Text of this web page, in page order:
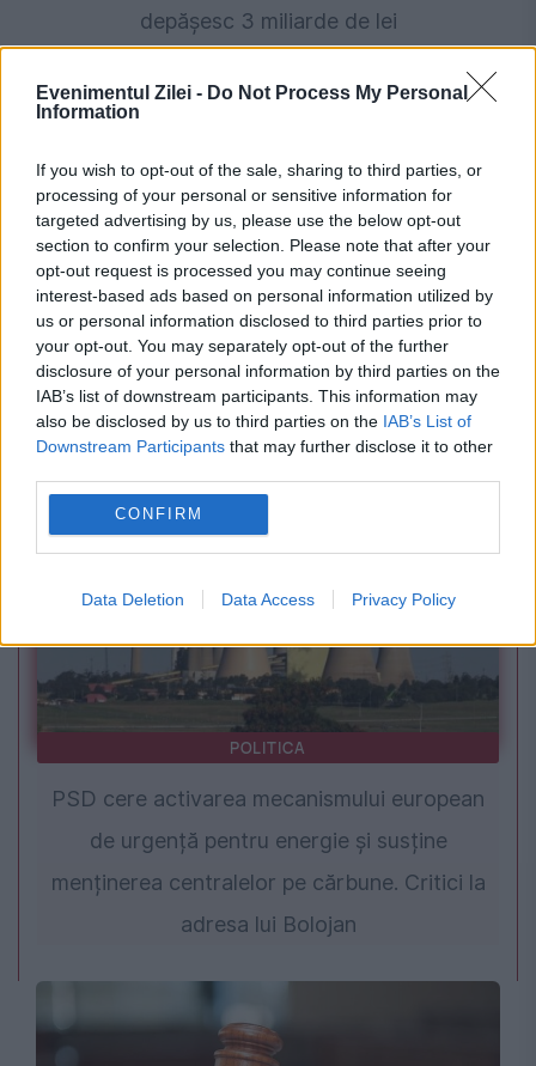
Evenimentul Zilei - Do Not Process My Personal
Information
If you wish to opt-out of the sale, sharing to third parties, or
processing of your personal or sensitive information for
targeted advertising by us, please use the below opt-out
section to confirm your selection. Please note that after your
opt-out request is processed you may continue seeing
interest-based ads based on personal information utilized by
us or personal information disclosed to third parties prior to
your opt-out. You may separately opt-out of the further
disclosure of your personal information by third parties on the
IAB’s list of downstream participants. This information may
also be disclosed by us to third parties on the IAB’s List of
Downstream Participants that may further disclose it to other
CONFIRM
Data Deletion Data Access Privacy Policy
depășesc 3 miliarde de lei
INTERNATIONAL
Apelul lui Sergiu Stati a fost respins.
Condamnarea pentru îmbogățire ilicită rămâne
în vigoare
POLITICA
PSD cere activarea mecanismului european
de urgență pentru energie și susține
menținerea centralelor pe cărbune. Critici la
adresa lui Bolojan